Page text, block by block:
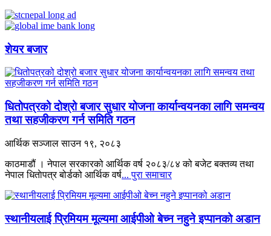
शेयर बजार
धितोपत्रको दोश्रो बजार सुधार योजना कार्यान्वयनका लागि समन्वय
तथा सहजीकरण गर्न समिति गठन
आर्थिक सञ्जालसाउन १९, २०८३
काठमाडौं । नेपाल सरकारको आर्थिक वर्ष २०८३/८४ को बजेट बक्तव्य तथा
नेपाल धिताेपत्र बोर्डको आर्थिक वर्ष... पुरा समाचार
स्थानीयलाई प्रिमियम मूल्यमा आईपीओ बेच्न नहुने इप्पानको अडान